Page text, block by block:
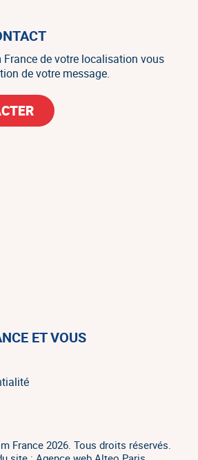
France de votre localisation vous
de votre message.
ET VOUS
France 2026. Tous droits réservés.